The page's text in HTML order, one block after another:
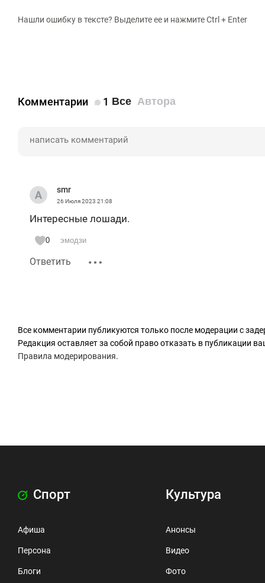
Нашли ошибку в тексте? Выделите ее и нажмите Ctrl + Enter
Комментарии 1 Все Автора
smr
26 Июля 2023 21:08
Интересные лошади.
0 эмодзи
Ответить
Все комментарии публикуются только после модерации с
Редакция оставляет за собой право отказать в публикации
Правила модерирования.
Спорт
Афиша
Персона
Блоги
Культура
Анонсы
Видео
Фото